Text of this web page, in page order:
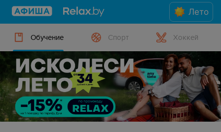
Лето
Обучение Спорт Хоккей